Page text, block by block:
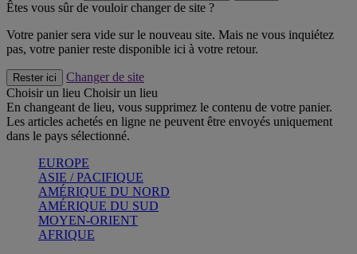
Êtes vous sûr de vouloir changer de site ?
Votre panier sera vide sur le nouveau site. Mais ne vous inquiétez
pas, votre panier reste disponible ici à votre retour.
Rester ici
Changer de site
Choisir un lieu Choisir un lieu
En changeant de lieu, vous supprimez le contenu de votre panier.
Les articles achetés en ligne ne peuvent être envoyés uniquement
dans le pays sélectionné.
EUROPE
ASIE / PACIFIQUE
AMÉRIQUE DU NORD
AMÉRIQUE DU SUD
MOYEN-ORIENT
AFRIQUE